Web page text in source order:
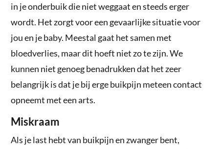
in je onderbuik die niet weggaat en steeds erger
wordt. Het zorgt voor een gevaarlijke situatie voor
jou en je baby. Meestal gaat het samen met
bloedverlies, maar dit hoeft niet zo te zijn. We
kunnen niet genoeg benadrukken dat het zeer
belangrijk is dat je bij erge buikpijn meteen contact
opneemt met een arts.
Miskraam
Als je last hebt van buikpijn en zwanger bent,